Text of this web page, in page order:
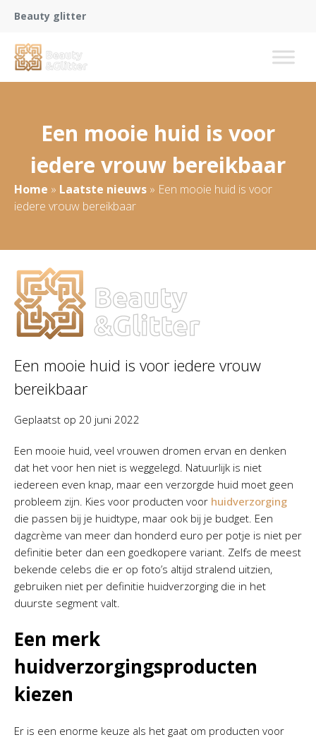
Beauty glitter
Een mooie huid is voor
iedere vrouw bereikbaar
Home » Laatste nieuws » Een mooie huid is voor
iedere vrouw bereikbaar
Een mooie huid is voor iedere vrouw
bereikbaar
Geplaatst op 20 juni 2022
Een mooie huid, veel vrouwen dromen ervan en denken
dat het voor hen niet is weggelegd. Natuurlijk is niet
iedereen even knap, maar een verzorgde huid moet geen
probleem zijn. Kies voor producten voor huidverzorging
die passen bij je huidtype, maar ook bij je budget. Een
dagcrème van meer dan honderd euro per potje is niet per
definitie beter dan een goedkopere variant. Zelfs de meest
bekende celebs die er op foto’s altijd stralend uitzien,
gebruiken niet per definitie huidverzorging die in het
duurste segment valt.
Een merk
huidverzorgingsproducten
kiezen
Er is een enorme keuze als het gaat om producten voor